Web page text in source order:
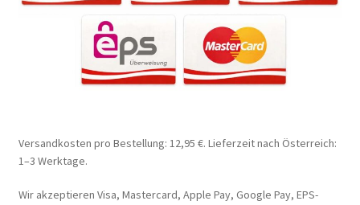
Versandkosten pro Bestellung: 12,95 €. Lieferzeit nach Österreich:
1–3 Werktage.
Wir akzeptieren Visa, Mastercard, Apple Pay, Google Pay, EPS-